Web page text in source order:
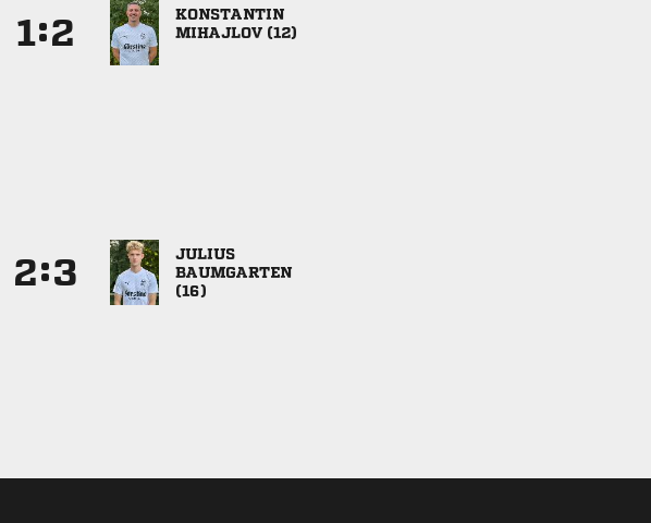
:

 
:


